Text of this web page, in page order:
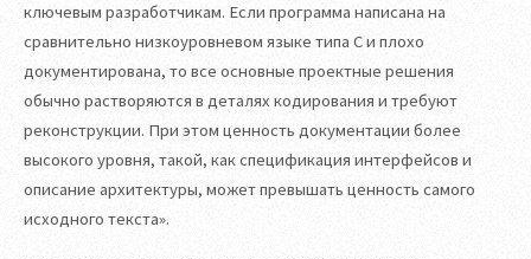
ключевым разработчикам. Если программа написана на
сравнительно низкоуровневом языке типа C и плохо
документирована, то все основные проектные решения
обычно растворяются в деталях кодирования и требуют
реконструкции. При этом ценность документации более
высокого уровня, такой, как спецификация интерфейсов и
описание архитектуры, может превышать ценность самого
исходного текста».